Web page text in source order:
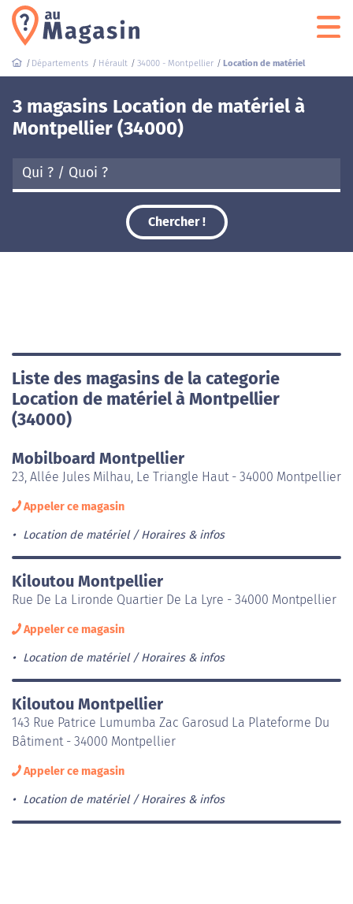
Départements Hérault 34000 - Montpellier Location de matériel
3 magasins Location de matériel à
Montpellier (34000)
Chercher !
Liste des magasins de la categorie
Location de matériel à Montpellier
(34000)
Mobilboard Montpellier
23, Allée Jules Milhau, Le Triangle Haut - 34000 Montpellier
Appeler ce magasin
Location de matériel Horaires & infos
Kiloutou Montpellier
Rue De La Lironde Quartier De La Lyre - 34000 Montpellier
Appeler ce magasin
Location de matériel Horaires & infos
Kiloutou Montpellier
143 Rue Patrice Lumumba Zac Garosud La Plateforme Du
Bâtiment - 34000 Montpellier
Appeler ce magasin
Location de matériel Horaires & infos